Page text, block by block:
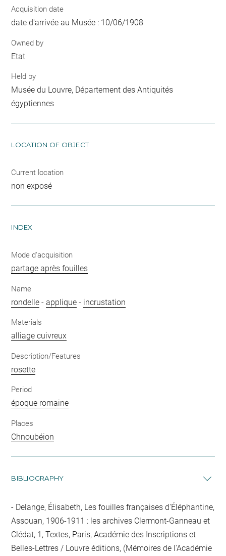
Acquisition date
date d'arrivée au Musée : 10/06/1908
Owned by
Etat
Held by
Musée du Louvre, Département des Antiquités
égyptiennes
LOCATION OF OBJECT
Current location
non exposé
INDEX
Mode d'acquisition
partage après fouilles
Name
rondelle -applique - incrustation
Materials
alliage cuivreux
Description/Features
rosette
Period
époque romaine
Places
Chnoubéion
BIBLIOGRAPHY
Delange, Élisabeth, Les fouilles françaises d'Éléphantine,
Assouan, 1906-1911 : les archives Clermont-Ganneau et
Clédat, 1, Textes, Paris, Académie des Inscriptions et
Belles-Lettres / Louvre éditions, (Mémoires de l'Académie